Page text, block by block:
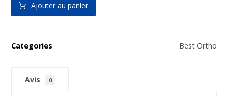
Ajouter au panier
Categories Best Ortho
Avis 0